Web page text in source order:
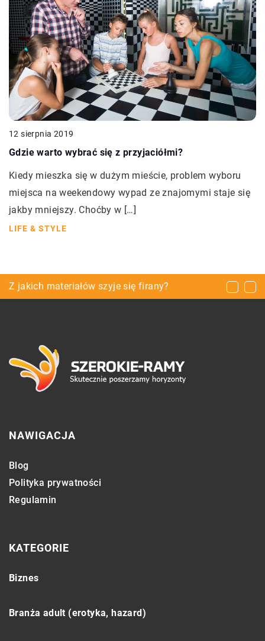
12 sierpnia 2019
Gdzie warto wybrać się z przyjaciółmi?
Kiedy mieszka się w dużym mieście, problem wyboru
miejsca na weekendowy wypad ze znajomymi staje się
jakby mniejszy. Choćby w […]
LIFE & STYLE
Peeling do cery wrażliwej – co wybrać?
Z jakich materiałów szyje się firany?
Jak dobrze zarządzać przedsiębiorstwem?
NAWIGACJA
Blog
Polityka prywatności
Regulamin
KATEGORIE
Biznes
Branża adult (erotyka, hazard)